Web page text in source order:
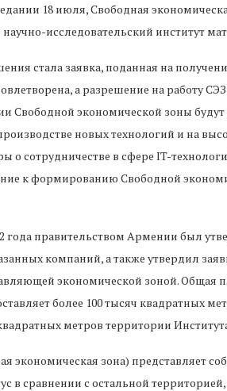
18 июля, Свободная
исследовательский институт
стала заявка, поданная на
а разрешение на работу
Свободной экономической зоны
новых технологий и на
о сотрудничестве в сфере IT-
к формированию Свободной
года правительством Армении был
компаний, а также утвердил
экономической зоной. Общая
более 100 тысяч квадратных
метров территории
экономическая зона) представляет
в сравнении с остальной